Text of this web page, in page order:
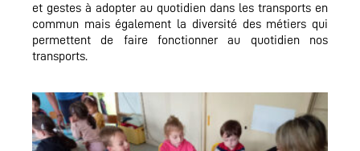
et gestes à adopter au quotidien dans les transports en
commun mais également la diversité des métiers qui
permettent de faire fonctionner au quotidien nos
transports.